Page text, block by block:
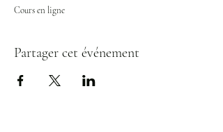
Cours en ligne
Partager cet événement